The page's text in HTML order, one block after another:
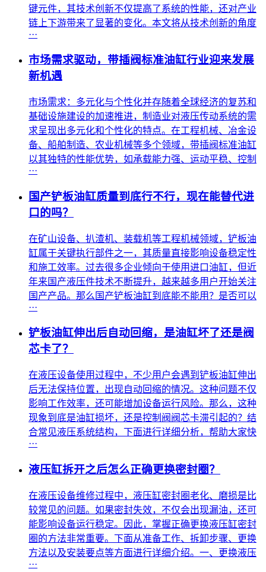
键元件，其技术创新不仅提高了系统的性能，还对产业
链上下游带来了显著的变化。本文将从技术创新的角度
···
市场需求驱动，带插阀标准油缸行业迎来发展
新机遇
市场需求：多元化与个性化并存随着全球经济的复苏和
基础设施建设的加速推进，制造业对液压传动系统的需
求呈现出多元化和个性化的特点。在工程机械、冶金设
备、船舶制造、农业机械等多个领域，带插阀标准油缸
以其独特的性能优势，如承载能力强、运动平稳、控制
···
国产铲板油缸质量到底行不行，现在能替代进
口的吗？
在矿山设备、扒渣机、装载机等工程机械领域，铲板油
缸属于关键执行部件之一，其质量直接影响设备稳定性
和施工效率。过去很多企业倾向于使用进口油缸，但近
年来国产液压件技术不断提升，越来越多用户开始关注
国产产品。那么国产铲板油缸到底能不能用？是否可以
···
铲板油缸伸出后自动回缩，是油缸坏了还是阀
芯卡了？
在液压设备使用过程中，不少用户会遇到铲板油缸伸出
后无法保持位置，出现自动回缩的情况。这种问题不仅
影响工作效率，还可能增加设备运行风险。那么，这种
现象到底是油缸损坏，还是控制阀阀芯卡滞引起的？结
合常见液压系统结构，下面进行详细分析，帮助大家快
···
液压缸拆开之后怎么正确更换密封圈？
在液压设备维修过程中，液压缸密封圈老化、磨损是比
较常见的问题。如果密封失效，不仅会出现漏油，还可
能影响设备运行稳定。因此，掌握正确更换液压缸密封
圈的方法非常重要。下面从准备工作、拆卸步骤、更换
方法以及安装要点等方面进行详细介绍。一、更换液压
···